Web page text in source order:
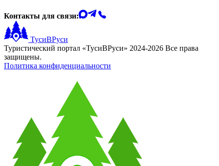
Контакты для связи:
ТусиВРуси
Туристический портал «ТусиВРуси» 2024-2026 Все права
защищены.
Политика конфиденциальности